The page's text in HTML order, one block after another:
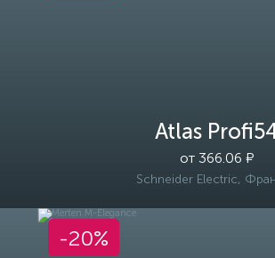
Atlas
от 366.06 ₽
Schneider Electric,
-20%